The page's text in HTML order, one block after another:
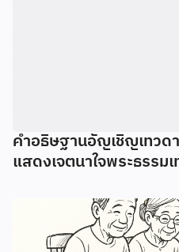
คำอธิษฐานอัญเชิญเทวด
แสดงเจตนาใจพระธรรม